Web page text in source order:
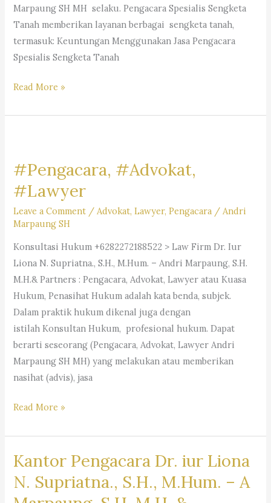
Partners
Marpaung SH MH selaku. Pengacara Spesialis Sengketa
Tanah memberikan layanan berbagai sengketa tanah,
termasuk: Keuntungan Menggunakan Jasa Pengacara
Spesialis Sengketa Tanah
Pengacara
Sengketa
Firm
Dr.iur.
Liona
N.
Supriatna,
SH,
M.Hum.
–
Andri
Marpaung,
SH,
MH
&
Partner’s
Read More »
#Pengacara, #Advokat,
#Lawyer
Leave a Comment / Advokat,Lawyer,Pengacara / Andri
Marpaung SH
Konsultasi Hukum +6282272188522 > Law Firm Dr. Iur
Liona N. Supriatna., S.H., M.Hum. – Andri Marpaung, S.H.
M.H.& Partners : Pengacara, Advokat, Lawyer atau Kuasa
Hukum, Penasihat Hukum adalah kata benda, subjek.
Dalam praktik hukum dikenal juga dengan
istilah Konsultan Hukum, profesional hukum. Dapat
berarti seseorang (Pengacara, Advokat, Lawyer Andri
Marpaung SH MH) yang melakukan atau memberikan
nasihat (advis), jasa
#Pengacara, #Advokat,
Read More »
Kantor Pengacara Dr. iur Liona
N. Supriatna., S.H., M.Hum. – A